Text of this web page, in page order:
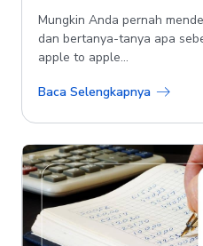
Mungkin Anda pernah
dan bertanya-tanya apa
apple to apple...
Baca Selengkapnya